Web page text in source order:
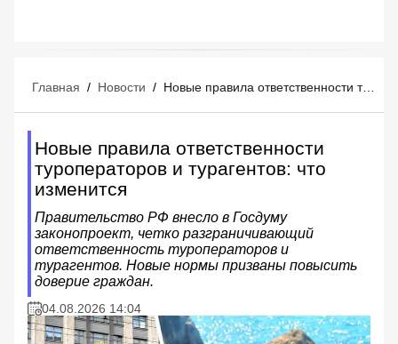
Главная / Новости / Новые правила ответственности туроператоров и турагентов: что изменится
Новые правила ответственности
туроператоров и турагентов: что
изменится
Правительство РФ внесло в Госдуму
законопроект, четко разграничивающий
ответственность туроператоров и
турагентов. Новые нормы призваны повысить
доверие граждан.
04.08.2026 14:04